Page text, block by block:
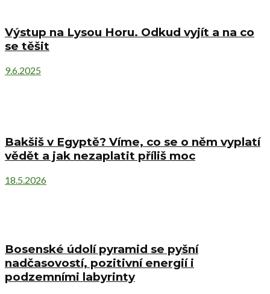
Výstup na Lysou Horu. Odkud vyjít a na co
se těšit
9.6.2025
Bakšiš v Egyptě? Víme, co se o něm vyplatí
vědět a jak nezaplatit příliš moc
18.5.2026
Bosenské údolí pyramid se pyšní
nadčasovostí, pozitivní energií i
podzemními labyrinty